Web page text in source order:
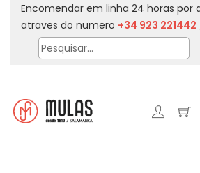
Encomendar em linha 24 horas por
atraves do numero +34 923 221442